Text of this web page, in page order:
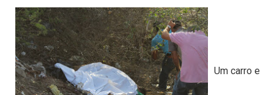
Um carro e